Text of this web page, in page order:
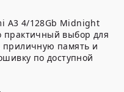
A3 4/128Gb Midnight
практичный выбор для
приличную память и
по доступной